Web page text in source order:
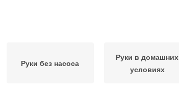
Руки без насоса
Руки в домашних
условиях